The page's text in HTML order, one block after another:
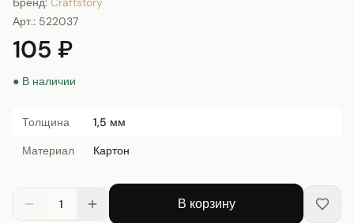
Арт.: 522037
105 ₽
● В наличии
Толщина
1,5 мм
Материал
Картон
1 В корзину